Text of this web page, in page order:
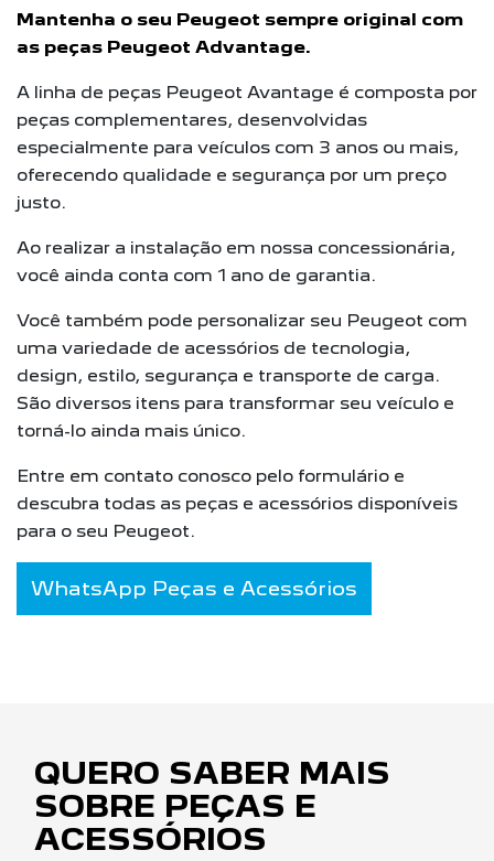
Mantenha o seu Peugeot sempre original com
as peças Peugeot Advantage.
A linha de peças Peugeot Avantage é composta por
peças complementares, desenvolvidas
especialmente para veículos com 3 anos ou mais,
oferecendo qualidade e segurança por um preço
justo.
Ao realizar a instalação em nossa concessionária,
você ainda conta com 1 ano de garantia.
Você também pode personalizar seu Peugeot com
uma variedade de acessórios de tecnologia,
design, estilo, segurança e transporte de carga.
São diversos itens para transformar seu veículo e
torná-lo ainda mais único.
Entre em contato conosco pelo formulário e
descubra todas as peças e acessórios disponíveis
para o seu Peugeot.
WhatsApp Peças e Acessórios
QUERO SABER MAIS
SOBRE PEÇAS E
ACESSÓRIOS